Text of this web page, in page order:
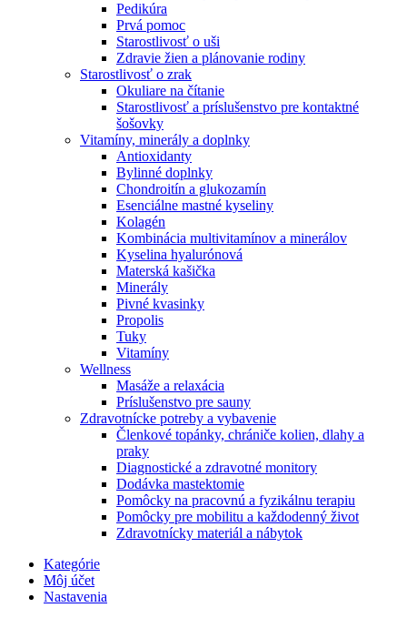
Pedikúra
Prvá pomoc
Starostlivosť o uši
Zdravie žien a plánovanie rodiny
Starostlivosť o zrak
Okuliare na čítanie
Starostlivosť a príslušenstvo pre kontaktné
šošovky
Vitamíny, minerály a doplnky
Antioxidanty
Bylinné doplnky
Chondroitín a glukozamín
Esenciálne mastné kyseliny
Kolagén
Kombinácia multivitamínov a minerálov
Kyselina hyalurónová
Materská kašička
Minerály
Pivné kvasinky
Propolis
Tuky
Vitamíny
Wellness
Masáže a relaxácia
Príslušenstvo pre sauny
Zdravotnícke potreby a vybavenie
Členkové topánky, chrániče kolien, dlahy a
praky
Diagnostické a zdravotné monitory
Dodávka mastektomie
Pomôcky na pracovnú a fyzikálnu terapiu
Pomôcky pre mobilitu a každodenný život
Zdravotnícky materiál a nábytok
Kategórie
Môj účet
Nastavenia